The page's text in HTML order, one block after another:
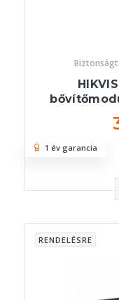
1 év garancia
RENDELÉSRE